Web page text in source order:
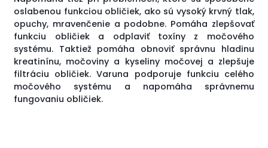
oslabenou funkciou obličiek, ako sú vysoký krvný tlak,
opuchy, mravenčenie a podobne. Pomáha zlepšovať
funkciu obličiek a odplaviť toxíny z močového
systému. Taktiež pomáha obnoviť správnu hladinu
kreatinínu, močoviny a kyseliny močovej a zlepšuje
filtráciu obličiek. Varuna podporuje funkciu celého
močového systému a napomáha správnemu
fungovaniu obličiek.